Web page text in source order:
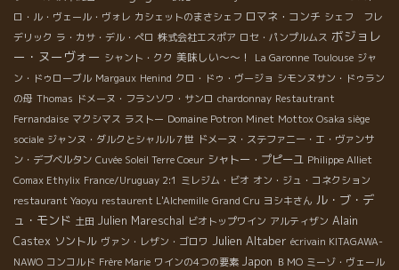
ロ・ル・ヴェール・ヴォレ カシェットのまさシェフ ロマネ・コンチ シェフ フレ
デリック ラ・カサ・デル・ぺロ 株式会社エスポア ロセ・パンプルムス ボジョレ
ー・ヌーヴォー シャント・クク 美味しい～～！ La Garonne Toulouse ジャ
ン・ドゥローブル Margaux Henind クロ・ドゥ・ヴージョ シモンヌサン・ドゥラン
の母 Thomas ドメーヌ・フランソワ・サンロ chardonnay Restautrant
Fernandaise マクシマス ラストー Domaine Potron Minet Mottox Osaka siège
sociale ジャンヌ・ダルクとシャルル７世 ドメーヌ・ステファニー・エ・ヴァンサ
ン・デブベルタン Cuvée Soleil Terre Coeur シャトー・プピーユ Philippe Alliet
Comax Ethylix France/Uruguay 2:1 ミレジム・ビオ オン・ジュ・コネクション
restaurant Yaoyu restaurent L'Alchemille Grand Cru ヨシキさん ル・ブ・デ
ュ・モンド 土田 Julien Mareschal ビオトップワイン アルティザン Alain
Castex ソントル ヴァン・レザン・ゴロワ Julien Altaber écrivain KITAGAWA-
NAWO コンコルド Frère Marie ワインの4つの要素 Japon ＢＭО ミーゾ・ヴェール